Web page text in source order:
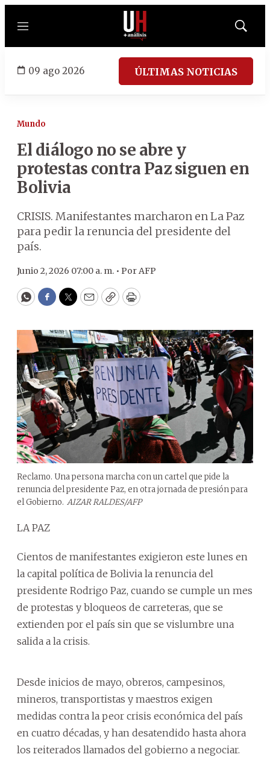
Menú
Mostrar
09 ago 2026 ÚLTIMAS NOTICIAS
Mundo
El diálogo no se abre y
protestas contra Paz siguen en
Bolivia
CRISIS. Manifestantes marcharon en La Paz
para pedir la renuncia del presidente del
país.
Junio 2, 2026 07:00 a. m. • PorAFP
WhatsApp
Facebook
Twitter
EmailCopyPrint
Reclamo. Una persona marcha con un cartel que pide la
renuncia del presidente Paz, en otra jornada de presión para
el Gobierno. AIZAR RALDES/AFP
LA PAZ
Cientos de manifestantes exigieron este lunes en
la capital política de Bolivia la renuncia del
presidente Rodrigo Paz, cuando se cumple un mes
de protestas y bloqueos de carreteras, que se
extienden por el país sin que se vislumbre una
salida a la crisis.
Desde inicios de mayo, obreros, campesinos,
mineros, transportistas y maestros exigen
medidas contra la peor crisis económica del país
en cuatro décadas, y han desatendido hasta ahora
los reiterados llamados del gobierno a negociar.